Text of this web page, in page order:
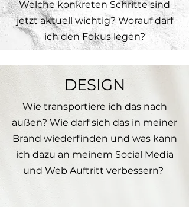
Welche konkreten Schritte sind
jetzt aktuell wichtig? Worauf darf
ich den Fokus legen?
DESIGN
Wie transportiere ich das nach
außen? Wie darf sich das in meiner
Brand wiederfinden und was kann
ich dazu an meinem Social Media
und Web Auftritt verbessern?